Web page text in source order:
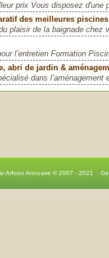
prix Vous disposez d'une
des meilleures
plaisir de la baignade chez
l’entretien Formation
abri de jardin &
dans l’aménagement
Arfooo Annuaire © 2007 - 2021